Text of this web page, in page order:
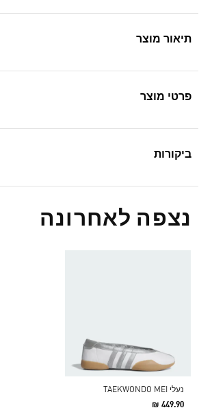
תיאור מוצר
פרטי מוצר
ביקורות
נצפה לאחרונה
נעלי TAEKWONDO MEI
₪ 449.90